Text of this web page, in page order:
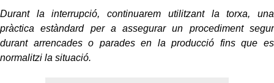
Durant la interrupció, continuarem utilitzant la torxa, una
pràctica estàndard per a assegurar un procediment segur
durant arrencades o parades en la producció fins que es
normalitzi la situació.